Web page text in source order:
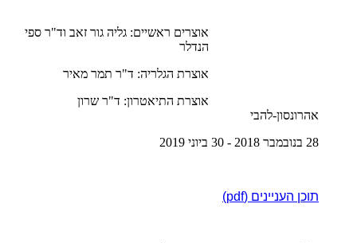
אוצרים ראשיים: גליה גור זאב וד"ר ספי
הנדלר
אוצרת הגלריה: ד"ר תמר מאיר
אוצרת התיאטרון: ד"ר שרון
אהרונסון-להבי
28 בנובמבר 2018 - 30 ביוני 2019
תוכן העניינים (pdf)